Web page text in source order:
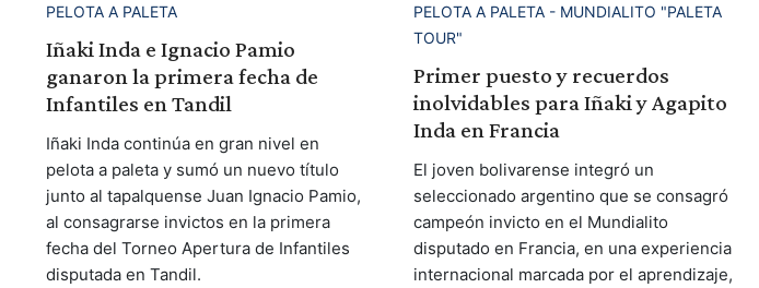
PELOTA A PALETA
Iñaki Inda e Ignacio Pamio
ganaron la primera fecha de
Infantiles en Tandil
Iñaki Inda continúa en gran nivel en
pelota a paleta y sumó un nuevo título
junto al tapalquense Juan Ignacio Pamio,
al consagrarse invictos en la primera
fecha del Torneo Apertura de Infantiles
disputada en Tandil.
PELOTA A PALETA - MUNDIALITO "PALETA
TOUR"
Primer puesto y recuerdos
inolvidables para Iñaki y Agapito
Inda en Francia
El joven bolivarense integró un
seleccionado argentino que se consagró
campeón invicto en el Mundialito
disputado en Francia, en una experiencia
internacional marcada por el aprendizaje,